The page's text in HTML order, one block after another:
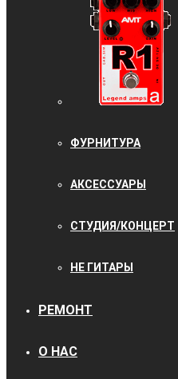
ФУРНИТУРА
АКСЕССУАРЫ
СТУДИЯ/КОНЦЕРТ
НЕ ГИТАРЫ
РЕМОНТ
О НАС